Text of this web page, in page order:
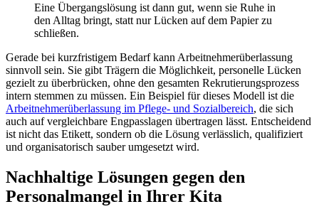
Eine Übergangslösung ist dann gut, wenn sie Ruhe in
den Alltag bringt, statt nur Lücken auf dem Papier zu
schließen.
Gerade bei kurzfristigem Bedarf kann Arbeitnehmerüberlassung
sinnvoll sein. Sie gibt Trägern die Möglichkeit, personelle Lücken
gezielt zu überbrücken, ohne den gesamten Rekrutierungsprozess
intern stemmen zu müssen. Ein Beispiel für dieses Modell ist die
Arbeitnehmerüberlassung im Pflege- und Sozialbereich, die sich
auch auf vergleichbare Engpasslagen übertragen lässt. Entscheidend
ist nicht das Etikett, sondern ob die Lösung verlässlich, qualifiziert
und organisatorisch sauber umgesetzt wird.
Nachhaltige Lösungen gegen den
Personalmangel in Ihrer Kita